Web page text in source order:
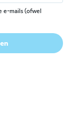
e-mails (ofwel